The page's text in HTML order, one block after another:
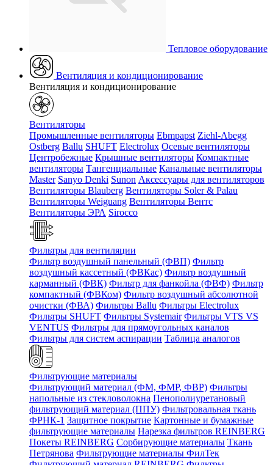
Тепловое оборудование
Вентиляция и кондиционирование
Вентиляция и кондиционирование
Вентиляторы
Промышленные вентиляторы Ebmpapst Ziehl-Abegg
Ostberg Ballu SHUFT Electrolux Осевые вентиляторы
Центробежные Крышные вентиляторы Компактные
вентиляторы Тангенциальные Канальные вентиляторы
Master Sanyo Denki Sunon Аксессуары для вентиляторов
Вентиляторы Blauberg Вентиляторы Soler & Palau
Вентиляторы Weiguang Вентиляторы Вентс
Вентиляторы ЭРА Sirocco
Фильтры для вентиляции
Фильтр воздушный панельный (ФВП) Фильтр
воздушный кассетный (ФВКас) Фильтр воздушный
карманный (ФВК) Фильтр для фанкойла (ФВФ) Фильтр
компактный (ФВКом) Фильтр воздушный абсолютной
очистки (ФВА) Фильтры Ballu Фильтры Electrolux
Фильтры SHUFT Фильтры Systemair Фильтры VTS VS
VENTUS Фильтры для прямоугольных каналов
Фильтры для систем аспирации Таблица аналогов
Фильтрующие материалы
Фильтрующий материал (ФМ, ФМР, ФВР) Фильтры
напольные из стекловолокна Пенополиуретановый
фильтрующий материал (ППУ) Фильтровальная ткань
ФРНК-1 Защитное покрытие Картонные и бумажные
фильтрующие материалы Нарезка фильтров REINBERG
Покеты REINBERG Сорбирующие материалы Ткань
Петрянова Фильтрующие материалы ФилТек